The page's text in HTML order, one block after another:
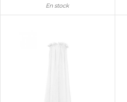
En stock